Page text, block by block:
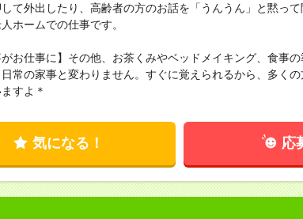
て外出したり、高齢者の方のお話を「うんうん」と黙っ
ホームでの仕事です。
がお仕事に】その他、お茶くみやベッドメイキング、食事
常の家事と変わりません。すぐに覚えられるから、多く
すよ＊
気になる！ 応